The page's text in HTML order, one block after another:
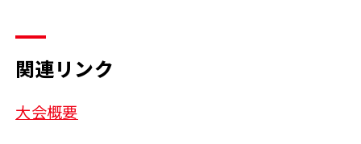
関連リンク
大会概要